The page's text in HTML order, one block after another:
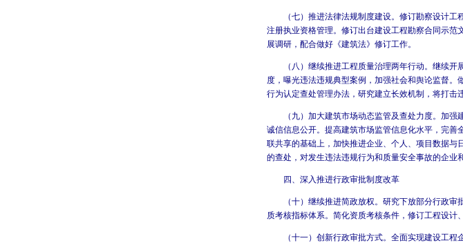
（七）推进法律法规制度建设。修订勘察设计工
注册执业资格管理。修订出台建设工程勘察合同示
展调研，配合做好《建筑法》修订工作。
（八）继续推进工程质量治理两年行动。继续开
度，曝光违法违规典型案例，加强社会和舆论监督
行为认定查处管理办法，研究建立长效机制，将打击
（九）加大建筑市场动态监管及查处力度。加强
诚信信息公开。提高建筑市场监管信息化水平，完
联共享的基础上，加快推进企业、个人、项目数据
的查处，对发生违法违规行为和质量安全事故的企业
四、深入推进行政审批制度改革
（十）继续推进简政放权。研究下放部分行政审
质考核指标体系。简化资质考核条件，修订工程设计
（十一）创新行政审批方式。全面实现建设工程